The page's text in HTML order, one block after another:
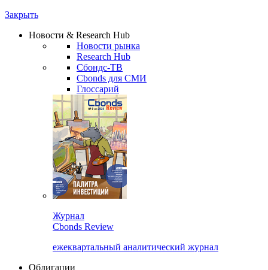
Закрыть
Новости & Research Hub
Новости рынка
Research Hub
Сбондс-ТВ
Cbonds для СМИ
Глоссарий
Журнал
Cbonds Review
ежеквартальный аналитический журнал
Облигации